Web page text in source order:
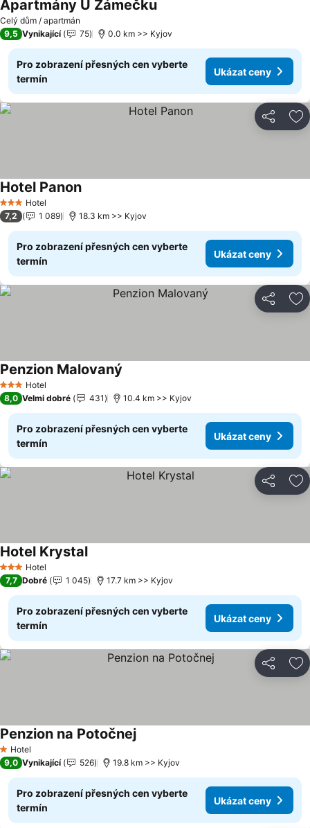
Celý dům / apartmán
Apartmány U Zámečku
9,5 Vynikající 75 0.0 km >> Kyjov
Pro zobrazení přesných cen vyberte
termín
Ukázat ceny
Sdílet
3 Počet hvězdiček
Hotel
Hotel Panon
7,2 1 089 18.3 km >> Kyjov
Pro zobrazení přesných cen vyberte
termín
Ukázat ceny
Sdílet
3 Počet hvězdiček
Hotel
Penzion Malovaný
8,0 Velmi dobré 431 10.4 km >> Kyjov
Pro zobrazení přesných cen vyberte
termín
Ukázat ceny
Sdílet
3 Počet hvězdiček
Hotel
Hotel Krystal
7,7 Dobré 1 045 17.7 km >> Kyjov
Pro zobrazení přesných cen vyberte
termín
Ukázat ceny
Sdílet
1 Počet hvězdiček
Hotel
Penzion na Potočnej
9,0 Vynikající 526 19.8 km >> Kyjov
Pro zobrazení přesných cen vyberte
termín
Ukázat ceny